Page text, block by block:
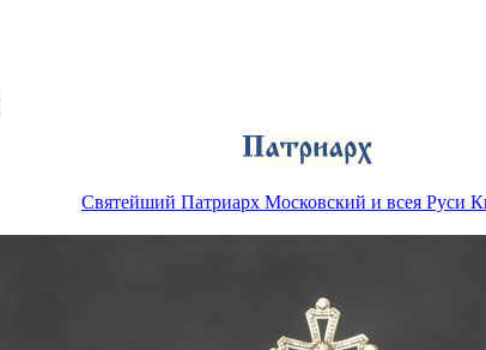
Святейший Патриарх Московский и всея Руси